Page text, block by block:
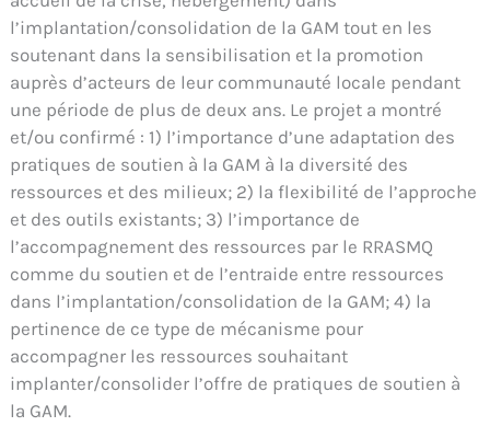
l’implantation/consolidation de la GAM tout en les
soutenant dans la sensibilisation et la promotion
auprès d’acteurs de leur communauté locale pendant
une période de plus de deux ans. Le projet a montré
et/ou confirmé : 1) l’importance d’une adaptation des
pratiques de soutien à la GAM à la diversité des
ressources et des milieux; 2) la flexibilité de l’approche
et des outils existants; 3) l’importance de
l’accompagnement des ressources par le RRASMQ
comme du soutien et de l’entraide entre ressources
dans l’implantation/consolidation de la GAM; 4) la
pertinence de ce type de mécanisme pour
accompagner les ressources souhaitant
implanter/consolider l’offre de pratiques de soutien à
la GAM.